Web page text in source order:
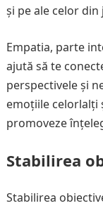
și pe ale celor din
Empatia, parte
ajută să te
perspectivele și
emoțiile celorlalți
promoveze
Stabilirea
Stabilirea